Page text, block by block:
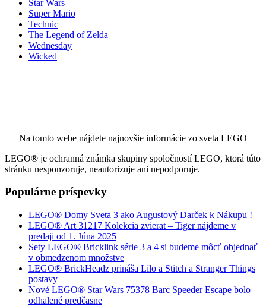
Star Wars
Super Mario
Technic
The Legend of Zelda
Wednesday
Wicked
Na tomto webe nájdete najnovšie informácie zo sveta LEGO
LEGO® je ochranná známka skupiny spoločností LEGO, ktorá túto
stránku nesponzoruje, neautorizuje ani nepodporuje.
Populárne príspevky
LEGO® Domy Sveta 3 ako Augustový Darček k Nákupu !
LEGO® Art 31217 Kolekcia zvierat – Tiger nájdeme v
predaji od 1. Júna 2025
Sety LEGO® Bricklink série 3 a 4 si budeme môcť objednať
v obmedzenom množstve
LEGO® BrickHeadz prináša Lilo a Stitch a Stranger Things
postavy
Nové LEGO® Star Wars 75378 Barc Speeder Escape bolo
odhalené predčasne